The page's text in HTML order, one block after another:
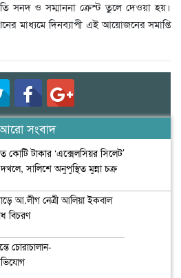
সনদ ও সম্মাননা ক্রেস্ট তুলে দেওয়া হয়।
মাধ্যমে দিনব্যাপী এই আয়োজনের সমাপ্তি
সংবাদ
কোটি টাকার ‘এক্সেলসিয়র সিলেট’
সালিশে অনুপুস্থিত মুন্না চক্র
আ.লীগ নেত্রী আলিয়া ইকবাল
বিচরণ
চোরাচালান-